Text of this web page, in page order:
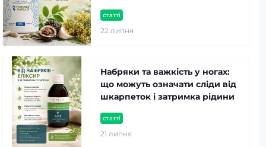
статті
22 липня
статті
21 липня
Набряки та важкість у ногах:
що можуть означати сліди від
шкарпеток і затримка рідини